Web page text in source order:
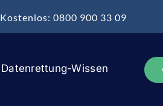
Kostenlos: 0800 900 33 09
Datenrettung-Wissen